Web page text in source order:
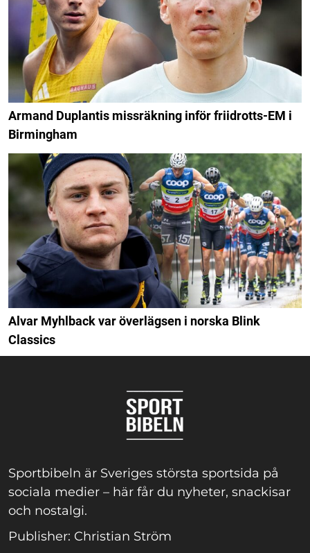
Armand Duplantis missräkning inför friidrotts-EM i
Birmingham
Alvar Myhlback var överlägsen i norska Blink
Classics
Sportbibeln är Sveriges största sportsida på
sociala medier – här får du nyheter, snackisar
och nostalgi.
Publisher: Christian Ström